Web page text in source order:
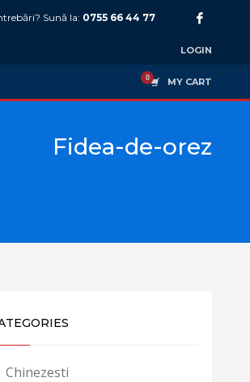
Sună la: 0755 66 44 77
LOGIN
MY CART
Fidea-de-orez
Chinezesti